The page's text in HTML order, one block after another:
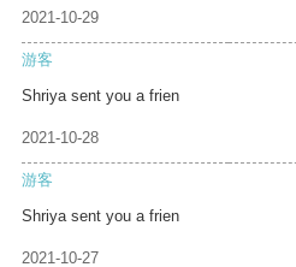
2021-10-29
游客
Shriya sent you a frien
2021-10-28
游客
Shriya sent you a frien
2021-10-27